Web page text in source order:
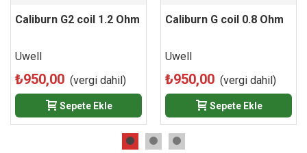
Caliburn G2 coil 1.2 Ohm
Uwell
₺950,00 (vergi dahil)
Sepete Ekle
Caliburn G coil 0.8 Ohm
Uwell
₺950,00 (vergi dahil)
Sepete Ekle